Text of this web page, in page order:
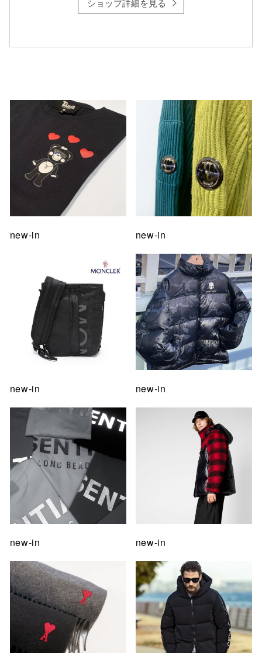
ショップ詳細を見る
new-in new-in
new-in new-in
new-in new-in
仙台フォ